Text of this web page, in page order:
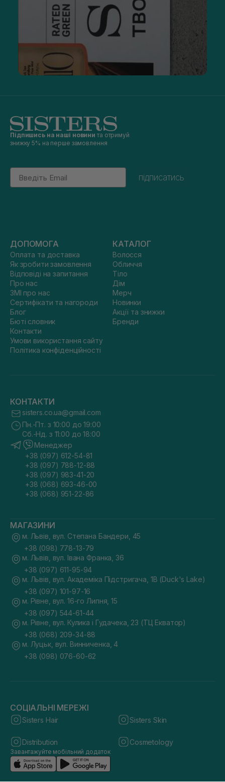
Підпишись на наші новини та отримуй
знижку 5% на перше замовлення
Email
підписатись
ДОПОМОГА
Оплата та доставка
Як зробити замовлення
Відповіді на запитання
Про нас
ЗМІ про нас
Сертифікати та нагороди
Блог
Бюті словник
Контакти
Умови використання сайту
Політика конфіденційності
КАТАЛОГ
Волосся
Обличчя
Тіло
Дім
Мерч
Новинки
Акції та знижки
Бренди
КОНТАКТИ
sisters.co.ua@gmail.com
Пн.-Пт. з 10:00 до 19:00
Сб.-Нд. з 11:00 до 18:00
Менеджер
+38 (097) 612-54-81
+38 (097) 788-12-88
+38 (097) 983-41-20
+38 (068) 693-46-00
+38 (068) 951-22-86
МАГАЗИНИ
м. Львів, вул. Степана Бандери, 45
+38 (098) 778-13-79
м. Львів, вул. Івана Франка, 36
+38 (097) 611-95-94
м. Львів, вул. Академіка Підстригача, 1В (Duck's Lake)
+38 (097) 101-97-16
м. Рівне, вул. 16-го Липня, 15
+38 (097) 544-61-44
м. Рівне, вул. Кулика і Гудачека, 23 (ТЦ Екватор)
+38 (068) 209-34-88
м. Луцьк, вул. Винниченка, 4
+38 (098) 076-60-62
СОЦІАЛЬНІ МЕРЕЖІ
Sisters Hair Sisters Skin
Distribution Cosmetology
Завантажуйте мобільний додаток